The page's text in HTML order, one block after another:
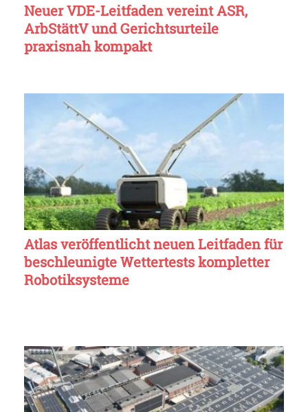
Neuer VDE-Leitfaden vereint ASR,
ArbStättV und Gerichtsurteile
praxisnah kompakt
Atlas veröffentlicht neuen Leitfaden für
beschleunigte Wettertests kompletter
Robotiksysteme